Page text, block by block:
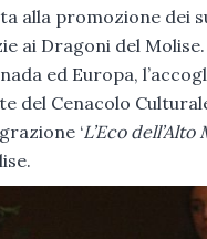
alla promozione dei
ai Dragoni del
ed Europa,
del Cenacolo
‘L’Eco dell’Alto